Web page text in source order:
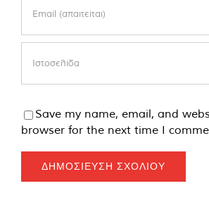
Save my name, email, and
browser for the next time I